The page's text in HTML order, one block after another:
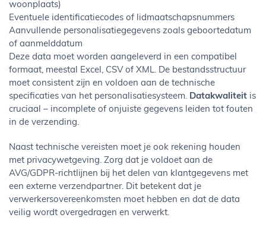
woonplaats)
Eventuele identificatiecodes of lidmaatschapsnummers
Aanvullende personalisatiegegevens zoals geboortedatum
of aanmelddatum
Deze data moet worden aangeleverd in een compatibel
formaat, meestal Excel, CSV of XML. De bestandsstructuur
moet consistent zijn en voldoen aan de technische
specificaties van het personalisatiesysteem. Datakwaliteit is
cruciaal – incomplete of onjuiste gegevens leiden tot fouten
in de verzending.
Naast technische vereisten moet je ook rekening houden
met privacywetgeving. Zorg dat je voldoet aan de
AVG/GDPR-richtlijnen bij het delen van klantgegevens met
een externe verzendpartner. Dit betekent dat je
verwerkersovereenkomsten moet hebben en dat de data
veilig wordt overgedragen en verwerkt.